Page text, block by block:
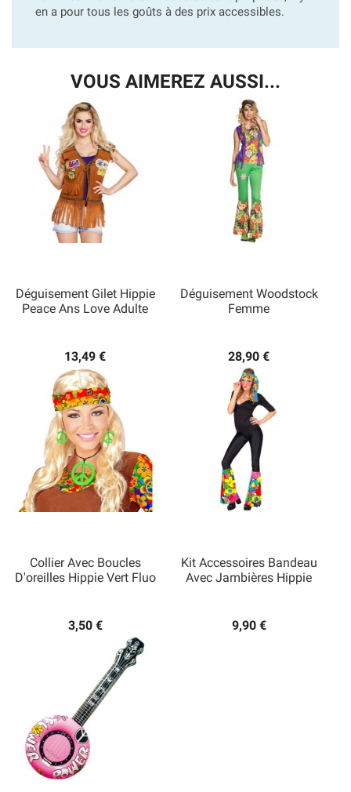
en a pour tous les goûts à des prix accessibles.
VOUS AIMEREZ AUSSI...
Déguisement Gilet Hippie
Peace Ans Love Adulte
13,49 €
Déguisement Woodstock
Femme
28,90 €
Collier Avec Boucles
D'oreilles Hippie Vert Fluo
3,50 €
Kit Accessoires Bandeau
Avec Jambières Hippie
9,90 €